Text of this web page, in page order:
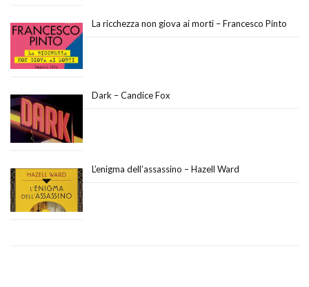
La ricchezza non giova ai morti – Francesco Pinto
Dark – Candice Fox
L’enigma dell’assassino – Hazell Ward